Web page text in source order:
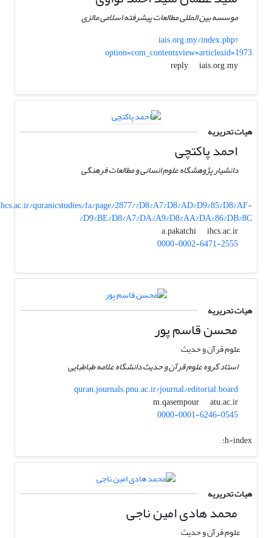
موسسه بین المللی مطالعات پیشرفته اسلامی مالزی
iais.org.my/index.php?
option=com_content&view=article&id=1973
reply
iais.org.my
هیات تحریریه
احمد پاکتچی
دانشیار پژوهشگاه علوم انسانی و مطالعات فرهنگی
quranicstudies/fa/page/2877/%D8%A7%D8%AD%D9%85%D8%AF-
%D9%BE%D8%A7%DA%A9%D8%AA%DA%86%DB%8C
a.pakatchi
ihcs.ac.ir
0000-0002-6471-2555
هیات تحریریه
محسن قاسم پور
علوم قرآن و حدیث
استاد گروه علوم قرآن و حدیث دانشگاه علامه طباطبایی
quran.journals.pnu.ac.ir/journal/editorial.board
m.qasempour
atu.ac.ir
0000-0001-6246-0545
h-index:
,
هیات تحریریه
محمد هادی امین ناجی
علوم قرآن و حدیث